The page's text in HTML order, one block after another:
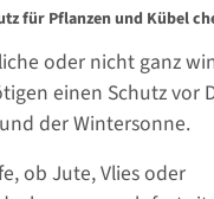
für Pflanzen und Kübel
oder nicht ganz
einen Schutz vor
der Wintersonne.
ob Jute, Vlies oder